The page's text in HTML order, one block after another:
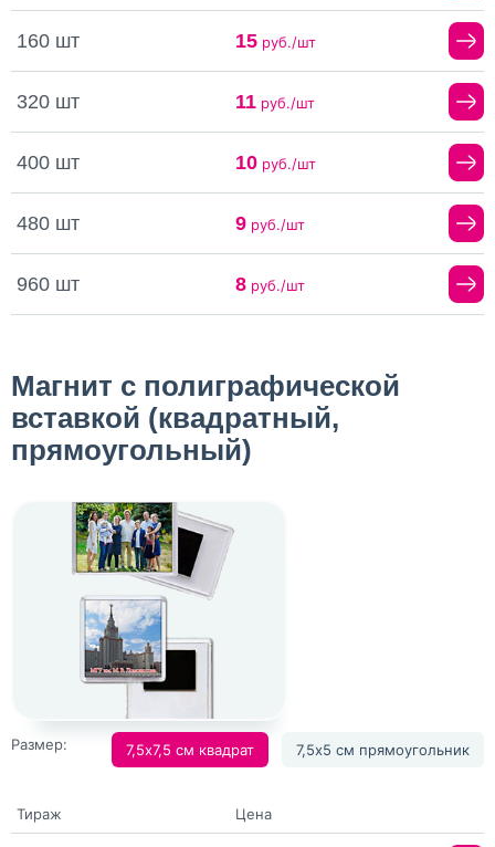
160 шт 15руб./шт
320 шт 11руб./шт
400 шт 10руб./шт
480 шт 9руб./шт
960 шт 8руб./шт
Магнит с полиграфической
вставкой (квадратный,
прямоугольный)
Размер: 7,5х7,5 см квадрат 7,5х5 см прямоугольник
Тираж Цена